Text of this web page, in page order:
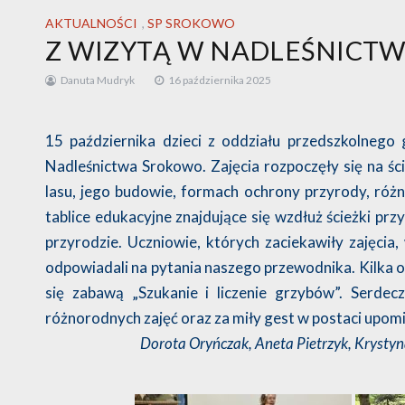
AKTUALNOŚCI , SP SROKOWO
Z WIZYTĄ W
Danuta Mudryk 16 października 2025
15 października dzieci z oddziału
Nadleśnictwa Srokowo. Zajęcia rozpoczęły się na
lasu, jego budowie, formach ochrony przyrody,
tablice edukacyjne znajdujące się wzdłuż ścieżki
przyrodzie. Uczniowie, których zaciekawiły
odpowiadali na pytania naszego przewodnika. Kilka
się zabawą „Szukanie i liczenie grzybów”.
różnorodnych zajęć oraz za miły gest w postaci
Dorota Oryńczak, Aneta Pietrzyk, Krystyna